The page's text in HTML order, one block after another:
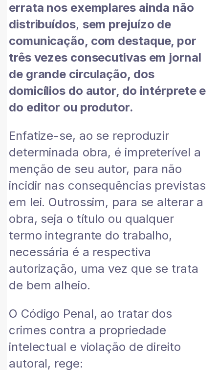
errata nos exemplares ainda não
distribuídos, sem prejuízo de
comunicação, com destaque, por
três vezes consecutivas em jornal
de grande circulação, dos
domicílios do autor, do intérprete e
do editor ou produtor.
Enfatize-se, ao se reproduzir
determinada obra, é impreterível a
menção de seu autor, para não
incidir nas consequências previstas
em lei. Outrossim, para se alterar a
obra, seja o título ou qualquer
termo integrante do trabalho,
necessária é a respectiva
autorização, uma vez que se trata
de bem alheio.
O Código Penal, ao tratar dos
crimes contra a propriedade
intelectual e violação de direito
autoral, rege: